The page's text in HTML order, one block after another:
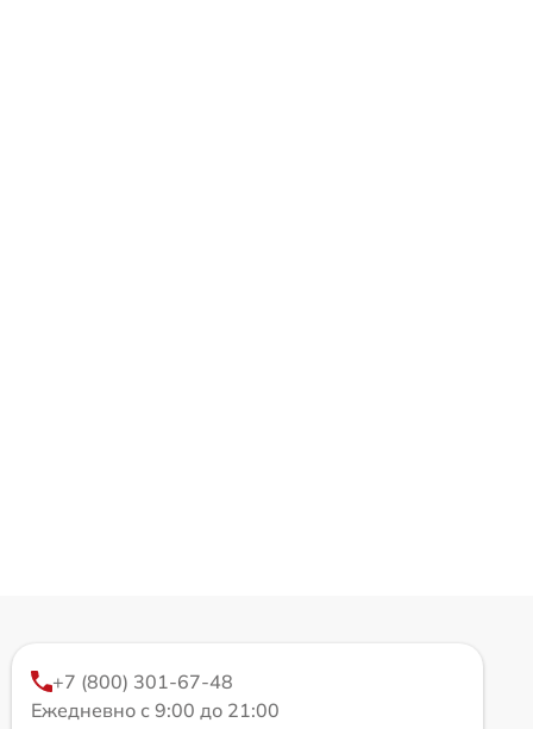
+7 (800) 301-67-48
Ежедневно с 9:00 до 21:00